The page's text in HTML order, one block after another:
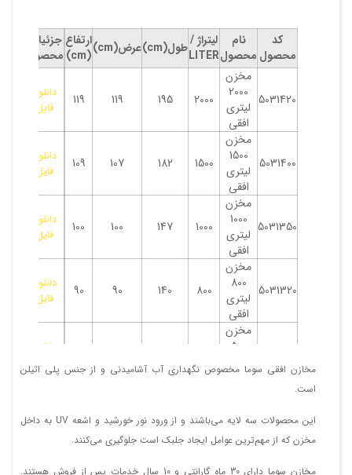
کد
محصول
نام
محصول
لیتراژ /
LITERطول(cm) عرض(cm)
ارتفاع
(cm)
جزئیات
محصول
5031420
مخزن
2000
لیتری
افقی
2000
195
119
119
دانلود
فایل
5031400
مخزن
1500
لیتری
افقی
1500
182
107
109
دانلود
فایل
5031350
مخزن
1000
لیتری
افقی
1000
147
100
100
دانلود
فایل
5031320
مخزن
800
لیتری
افقی
800
140
90
90
دانلود
فایل
مخزن
500
لیتری
افقی
دانلود
5031179
لیتری
افقی
300
93
68
69
فایل
مخازن افقی سوما مخصوص نگهداری آب آشامیدنی و از جنس پلی اتیلن
است.
این محصولات سه لایه می‌باشند و از ورود نور خورشید و اشعه UV به داخل
مخزن که از مهم‌ترین عوامل ایجاد جلبک است جلوگیری می‌کنند.
مخازن سوما دارای 30 ماه گارانتی و 10 سال خدمات پس از فروش هستند.